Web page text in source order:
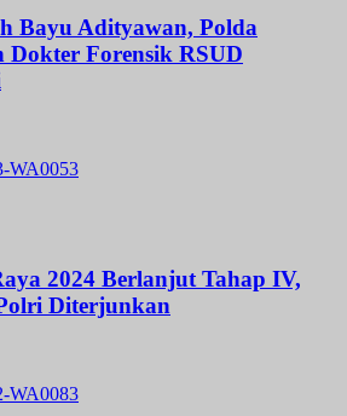
Bayu Adityawan, Polda
Dokter Forensik RSUD
2024 Berlanjut Tahap IV,
Diterjunkan